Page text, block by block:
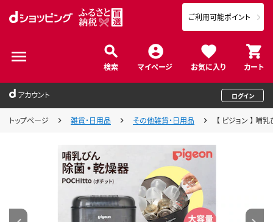
検索 マイページ お気に入り カート
ご利用可能ポイント
アカウント ログイン
トップページ 雑貨・日用品 その他雑貨・日用品 【 ピジョン 】